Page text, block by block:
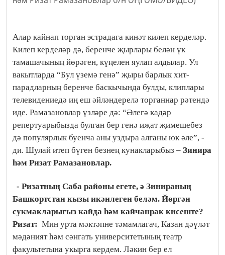
Алар кайнап торган эстрадага кинәт килеп керделәр.
Килеп керделәр дә, беренче җырлары белән үк
тамашачының йөрәген, күңелен яулап алдылар. Ул
вакытларда “Бул үземә генә” җыры барлык хит-
парадларның беренче баскычында булды, клиплары
телевидениедә иң еш әйләндерелә торганнар рәтендә
иде. Рамазановлар үзләре дә: “Әлегә кадәр
репертуарыбызда булган бер генә иҗат җимешебез
дә популярлык буенча аны уздыра алганы юк әле”, -
ди. Шулай итеп бүген безнең кунакларыбыз – Зинира
һәм Ризат Рамазановлар.
- Ризатның Саба районы егете, ә Зинираның
Башкортстан кызы икәнлеген беләм. Йөргән
сукмакларыгыз кайда һәм кайчанрак кисеште?
Ризат: Мин урта мәктәпне тәмамлагач, Казан дәүләт
мәдәният һәм сәнгать университетының театр
факультетына укырга кердем. Ләкин бер ел